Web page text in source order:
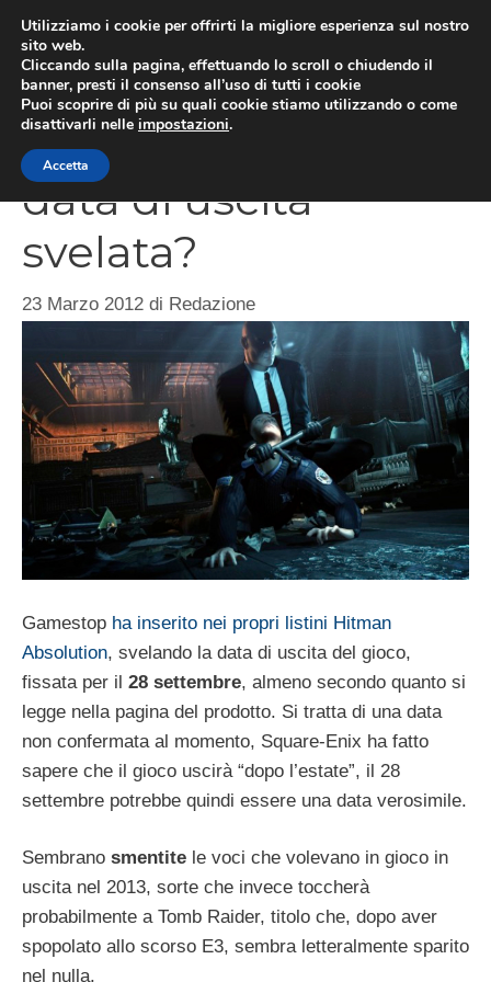
contenuto
Hitman Absolution,
data di uscita
svelata?
23 Marzo 2012 di Redazione
Gamestop ha inserito nei propri listini Hitman
Absolution, svelando la data di uscita del gioco,
fissata per il 28 settembre, almeno secondo quanto si
legge nella pagina del prodotto. Si tratta di una data
non confermata al momento, Square-Enix ha fatto
sapere che il gioco uscirà “dopo l’estate”, il 28
settembre potrebbe quindi essere una data verosimile.
Sembrano smentite le voci che volevano in gioco in
uscita nel 2013, sorte che invece toccherà
probabilmente a Tomb Raider, titolo che, dopo aver
spopolato allo scorso E3, sembra letteralmente sparito
nel nulla.
Utilizziamo i cookie per offrirti la migliore esperienza sul nostro
sito web.
Cliccando sulla pagina, effettuando lo scroll o chiudendo il
banner, presti il consenso all’uso di tutti i cookie
Puoi scoprire di più su quali cookie stiamo utilizzando o come
disattivarli nelle impostazioni.
Accetta